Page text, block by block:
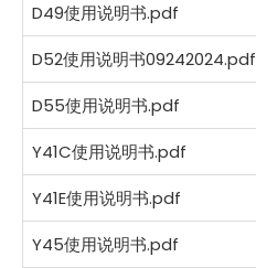
D49使用说明书.pdf
D52使用说明书09242024.pdf
D55使用说明书.pdf
Y41C使用说明书.pdf
Y41E使用说明书.pdf
Y45使用说明书.pdf